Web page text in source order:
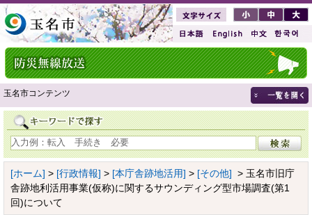
玉名市コンテンツ
[ホーム] > [行政情報] > [本庁舎跡地活用] > [その他] > 玉名市旧庁
舎跡地利活用事業(仮称)に関するサウンディング型市場調査(第1
回)について